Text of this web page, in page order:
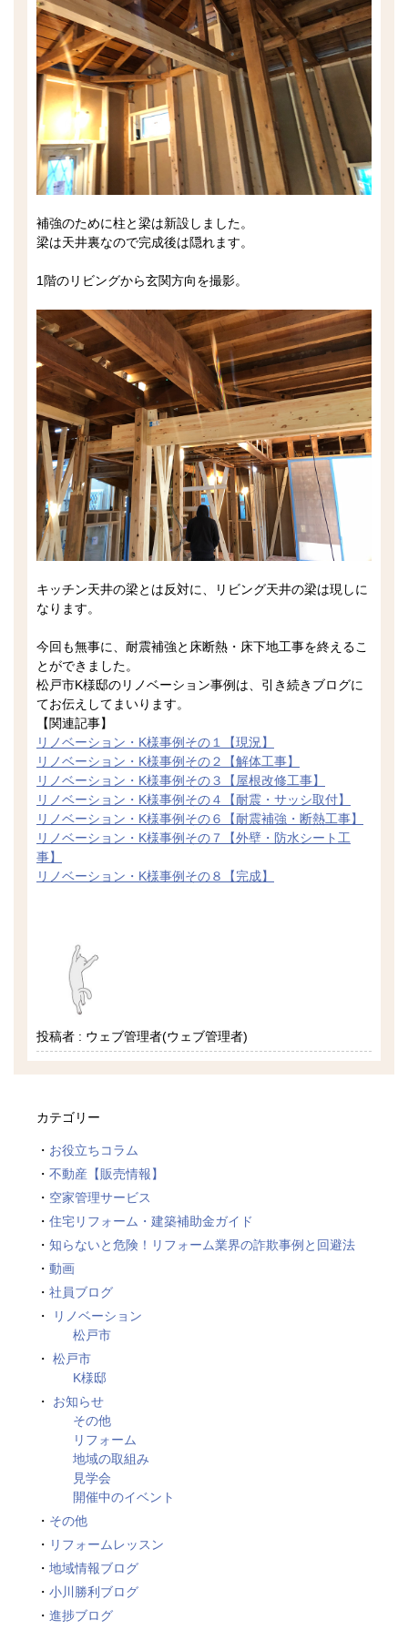
補強のために柱と梁は新設しました。
梁は天井裏なので完成後は隠れます。
1階のリビングから玄関方向を撮影。
キッチン天井の梁とは反対に、リビング天井の梁は現しに
なります。
今回も無事に、耐震補強と床断熱・床下地工事を終えるこ
とができました。
松戸市K様邸のリノベーション事例は、引き続きブログに
てお伝えしてまいります。
【関連記事】
リノベーション・K様事例その１【現況】
リノベーション・K様事例その２【解体工事】
リノベーション・K様事例その３【屋根改修工事】
リノベーション・K様事例その４【耐震・サッシ取付】
リノベーション・K様事例その６【耐震補強・断熱工事】
リノベーション・K様事例その７【外壁・防水シート工
事】
リノベーション・K様事例その８【完成】
投稿者 : ウェブ管理者(ウェブ管理者)
カテゴリー
お役立ちコラム
不動産【販売情報】
空家管理サービス
住宅リフォーム・建築補助金ガイド
知らないと危険！リフォーム業界の詐欺事例と回避法
動画
社員ブログ
リノベーション
松戸市
松戸市
K様邸
お知らせ
その他
リフォーム
地域の取組み
見学会
開催中のイベント
その他
リフォームレッスン
地域情報ブログ
小川勝利ブログ
進捗ブログ